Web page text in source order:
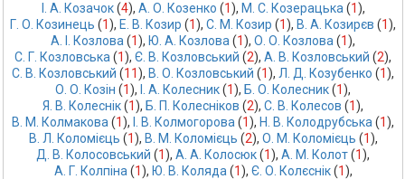
І. А. Козачок (4), А. О. Козенко (1), М. С. Козерацька (1),
Г. О. Козинець (1), Е. В. Козир (1), С. М. Козир (1), В. А. Козирєв (1),
А. І. Козлова (1), Ю. А. Козлова (1), О. О. Козлова (1),
С. Г. Козловська (1), Є. В. Козловський (2), А. В. Козловський (2),
С. В. Козловський (11), В. О. Козловський (1), Л. Д. Козубенко (1),
О. О. Козін (1), І. А. Колесник (1), Б. О. Колесник (1),
Я. В. Колеснік (1), Б. П. Колесніков (2), С. В. Колесов (1),
В. М. Колмакова (1), І. В. Колмогорова (1), Н. В. Колодрубська (1),
В. Л. Коломієць (1), В. М. Коломієць (2), О. М. Коломієць (1),
Д. В. Колосовський (1), А. A. Колосюк (1), А. М. Колот (1),
А. Г. Колпіна (1), Ю. В. Коляда (1), Є. О. Колєснік (1),